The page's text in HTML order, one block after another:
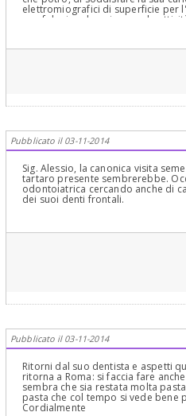
elettromiografici di superficie per
morfologica che misurano le
occlusione centrica con
in particolari e diverse situazioni
indici ben precisi. Ora esistono
che permettono di sovrapporre
fotografico per meglio fare
che sincronizza il viso del
in più visite, rilievi di dati e
problemi da correggere. Vede,
Poi Modelli di Studio Ortodontici,
in rapporto 1:1 e ovviamente una
completamento di quella
Diagnosi e programmare una
Clinicamente, questo lunghissimo
tediato, è per spiegarle e farle
oltre che Terapeutica!bisogna
e di postura della lingua" e
molto più complesse di quanto
e domandando a Lei il perché di
Pubblicato il 03-11-2014
Sig. Alessio, la canonica visita
tartaro presente sembrerebbe.
odontoiatrica cercando anche di
dei suoi denti frontali.
Pubblicato il 03-11-2014
Ritorni dal suo dentista e aspetti
ritorna a Roma: si faccia fare
sembra che sia restata molta
pasta che col tempo si vede bene
Cordialmente